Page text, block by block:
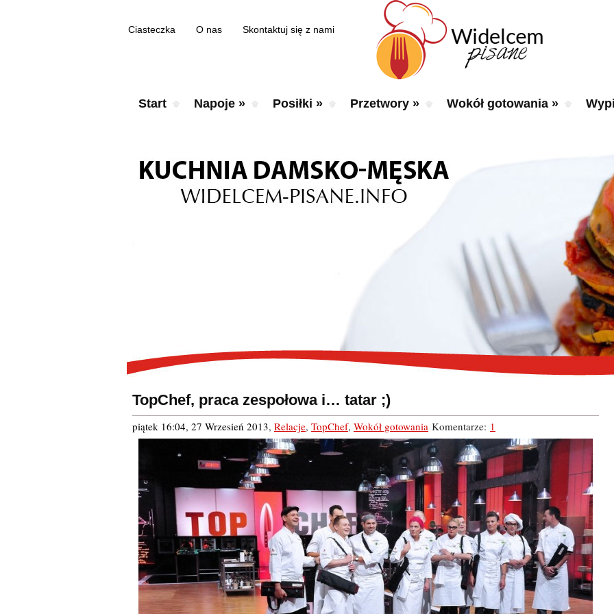
Ciasteczka O nas Skontaktuj się z nami
Start Napoje » Posiłki » Przetwory » Wokół gotowania »
TopChef, praca zespołowa i… tatar ;)
piątek 16:04, 27 Wrzesień 2013, Relacje, TopChef, Wokół gotowania Komentarze: 1